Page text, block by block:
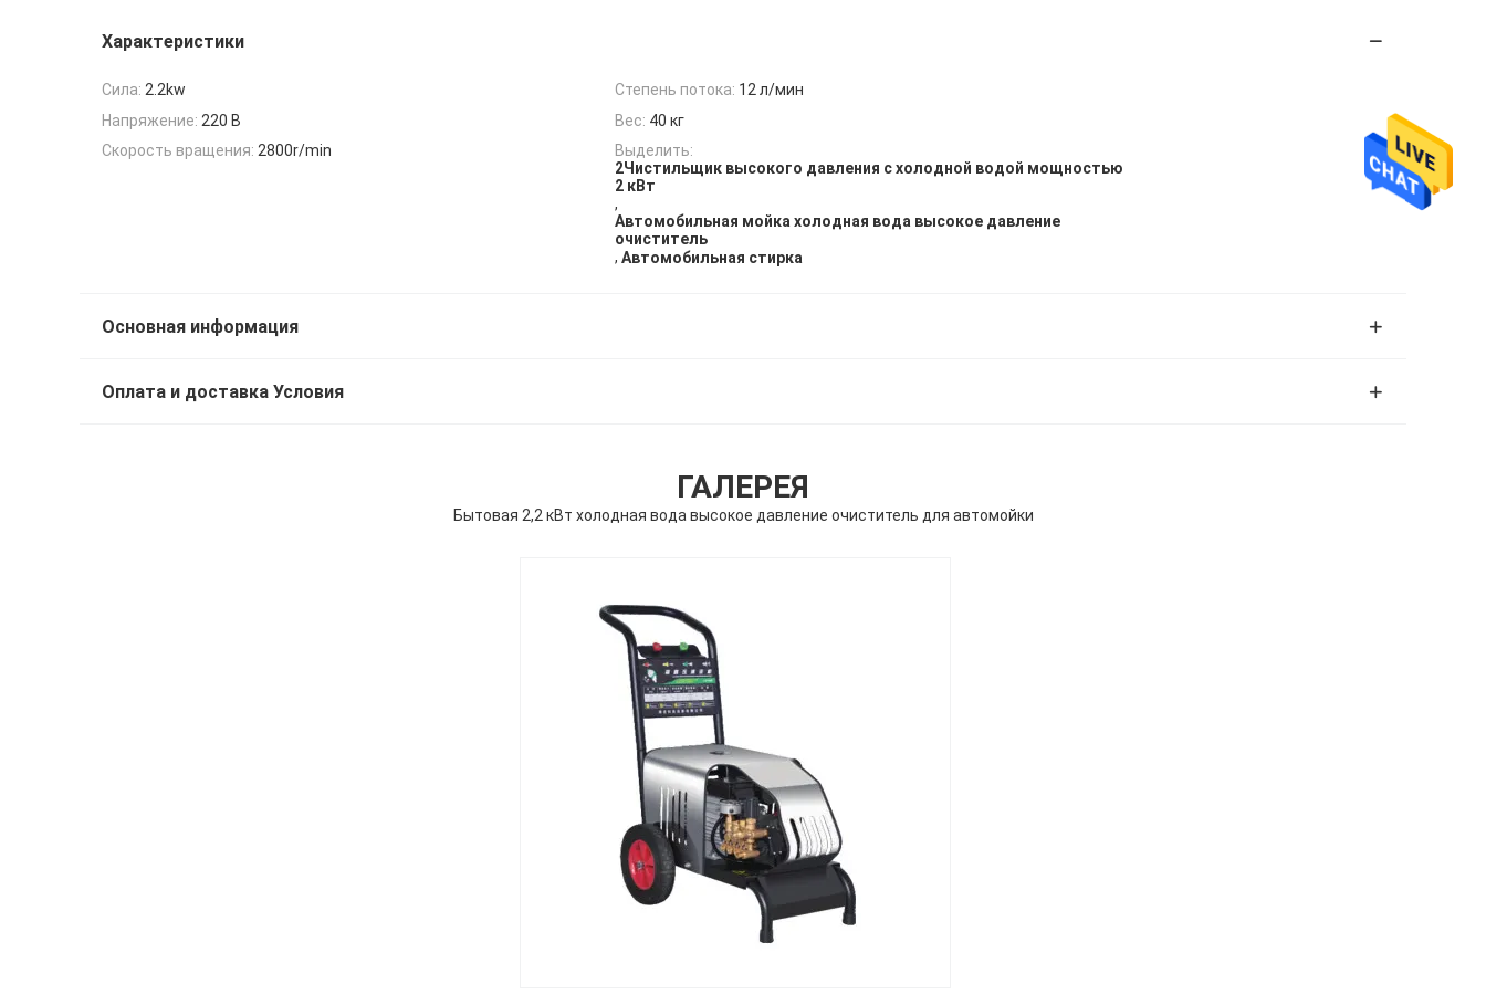
Характеристики
Сила: 2.2kw Степень потока: 12 л/мин
Напряжение: 220 В Вес: 40 кг
Скорость вращения: 2800r/min
Выделить:
2Чистильщик высокого давления с холодной водой мощностью
2 кВт
,
Автомобильная мойка холодная вода высокое давление
очиститель
, Автомобильная стирка
Основная информация
Оплата и доставка Условия
ГАЛЕРЕЯ
Бытовая 2,2 кВт холодная вода высокое давление очиститель для автомойки